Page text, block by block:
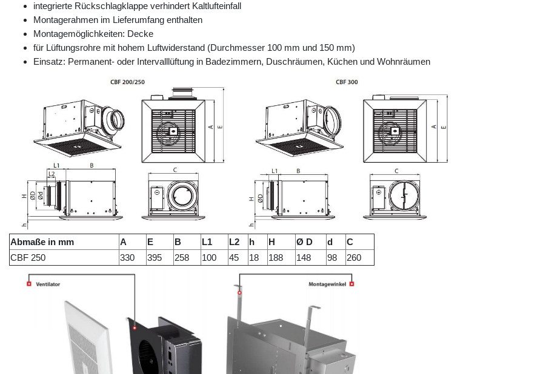
integrierte Rückschlagklappe verhindert Kaltlufteinfall
Montagerahmen im Lieferumfang enthalten
Montagemöglichkeiten: Decke
für Lüftungsrohre mit hohem Luftwiderstand (Durchmesser 100 mm und 150 mm)
Einsatz: Permanent- oder Intervalllüftung in Badezimmern, Duschräumen, Küchen und Wohnräumen
Abmaße in mm A E B L1 L2 h H Ø D d
C
CBF 250
330 395 258 100 45 18 188 148 98 260